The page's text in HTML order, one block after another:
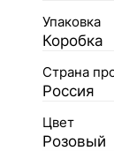
Упаковка
Коробка
Страна
Россия
Цвет
Розовый